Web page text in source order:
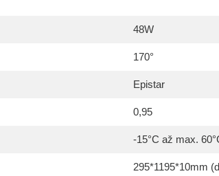
48W
170°
Epistar
0,95
-15°C až max.
295*1195*10mm